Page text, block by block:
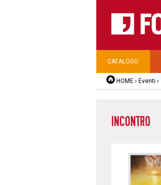
CATALOGO
HOME › Eventi ›
INCONTRO